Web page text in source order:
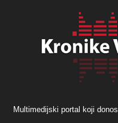
Multimedijski portal koji